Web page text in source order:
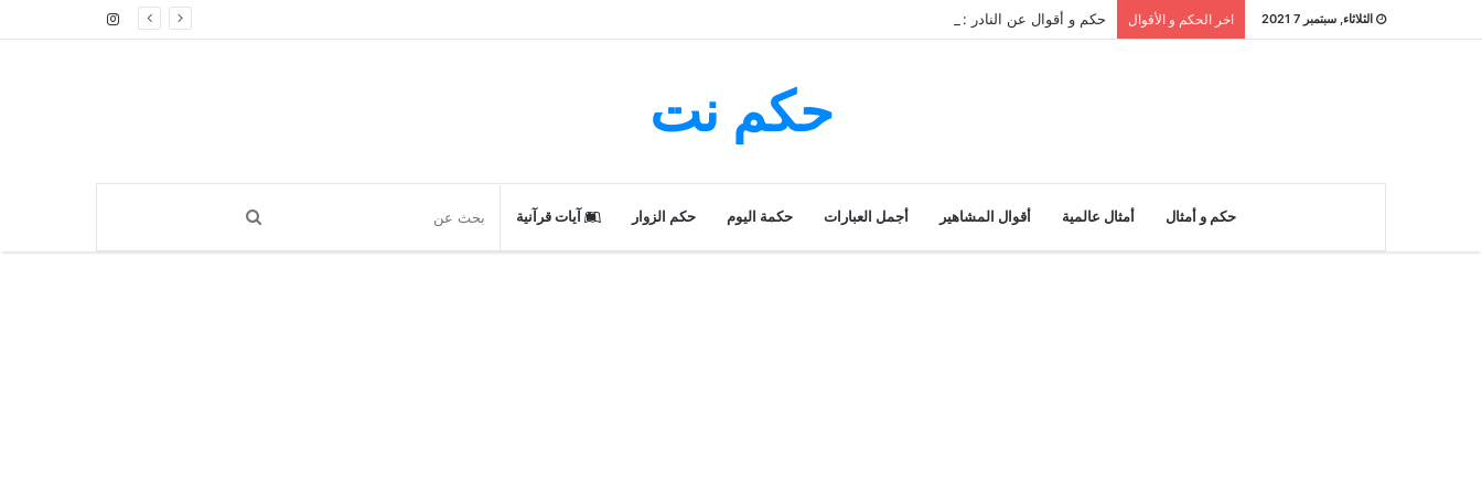
الثلاثاء, سبتمبر 7 2021 اخر الحكم و الأقوال حكم و أقوال عن النادر : 26 مقولة عن النادر
حكم نت
حكم و أمثال أمثال عالمية أقوال المشاهير أجمل العبارات حكمة اليوم حكم الزوار آيات قرآنية